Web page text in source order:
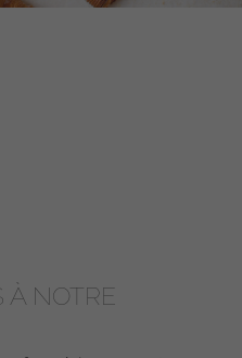
NOTRE